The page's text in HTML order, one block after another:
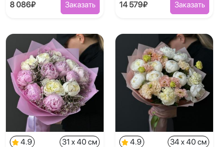
8 086₽ Заказать 14 579₽ Заказать
4.9
31 x 40 см
4.9
34 x 40 см